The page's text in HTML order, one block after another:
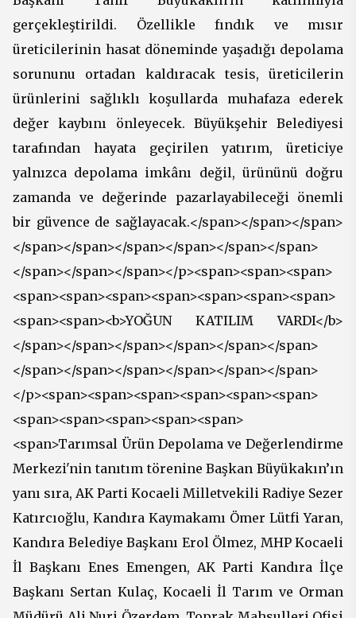
gerçekleştirildi. Özellikle fındık ve mısır
üreticilerinin hasat döneminde yaşadığı depolama
sorununu ortadan kaldıracak tesis, üreticilerin
ürünlerini sağlıklı koşullarda muhafaza ederek
değer kaybını önleyecek. Büyükşehir Belediyesi
tarafından hayata geçirilen yatırım, üreticiye
yalnızca depolama imkânı değil, ürününü doğru
zamanda ve değerinde pazarlayabileceği önemli
bir güvence de sağlayacak.</span></span></span>
</span></span></span></span></span></span>
</span></span></span></p><span><span><span>
<span><span><span><span><span><span><span>
<span><span><b>YOĞUN KATILIM VARDI</b>
</span></span></span></span></span></span>
</span></span></span></span></span></span>
</p><span><span><span><span><span><span>
<span><span><span><span><span>
<span>Tarımsal Ürün Depolama ve Değerlendirme
Merkezi'nin tanıtım törenine Başkan Büyükakın’ın
yanı sıra, AK Parti Kocaeli Milletvekili Radiye Sezer
Katırcıoğlu, Kandıra Kaymakamı Ömer Lütfi Yaran,
Kandıra Belediye Başkanı Erol Ölmez, MHP Kocaeli
İl Başkanı Enes Emengen, AK Parti Kandıra İlçe
Başkanı Sertan Kulaç, Kocaeli İl Tarım ve Orman